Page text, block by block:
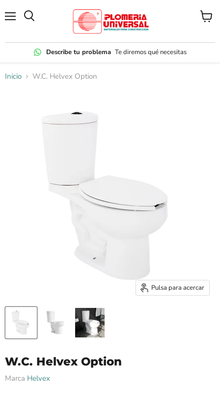
Describe tu problema Te diremos qué necesitas
Ver
Inicio W.C. Helvex Option
Pulsa para acercar
W.C. Helvex Option
Marca Helvex